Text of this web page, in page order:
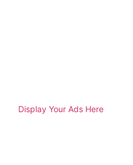
Display Your Ads Here